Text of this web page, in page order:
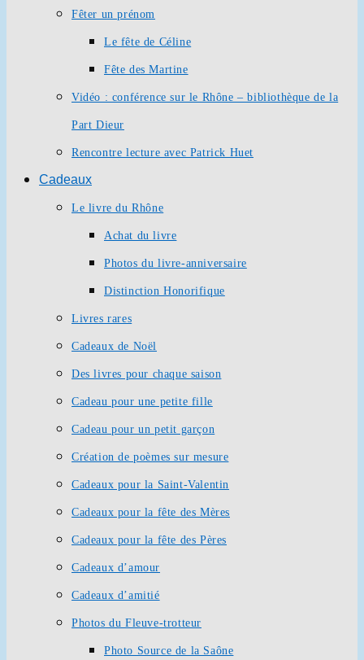
Fêter un prénom
Le fête de Céline
Fête des Martine
Vidéo : conférence sur le Rhône – bibliothèque de la
Part Dieur
Rencontre lecture avec Patrick Huet
Cadeaux
Le livre du Rhône
Achat du livre
Photos du livre-anniversaire
Distinction Honorifique
Livres rares
Cadeaux de Noël
Des livres pour chaque saison
Cadeau pour une petite fille
Cadeau pour un petit garçon
Création de poèmes sur mesure
Cadeaux pour la Saint-Valentin
Cadeaux pour la fête des Mères
Cadeaux pour la fête des Pères
Cadeaux d’amour
Cadeaux d’amitié
Photos du Fleuve-trotteur
Photo Source de la Saône